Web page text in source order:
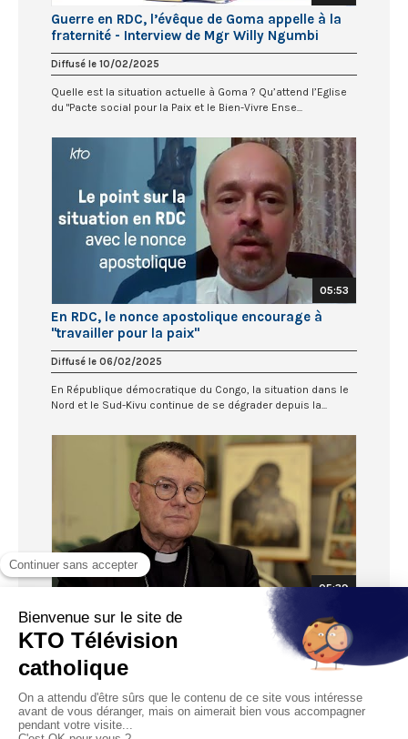
Guerre en RDC, l’évêque de Goma appelle à la
fraternité - Interview de Mgr Willy Ngumbi
Diffusé le 10/02/2025
Quelle est la situation actuelle à Goma ? Qu’attend l’Eglise
du "Pacte social pour la Paix et le Bien-Vivre Ense...
05:53
En RDC, le nonce apostolique encourage à
"travailler pour la paix"
Diffusé le 06/02/2025
En République démocratique du Congo, la situation dans le
Nord et le Sud-Kivu continue de se dégrader depuis la...
05:39
Année jubilaire : en Russie, l’Eglise catholique
veut porter l’espérance
Diffusé le 01/02/2025
Dieu de Moscou invite les fidèles à être des "Pèlerins...